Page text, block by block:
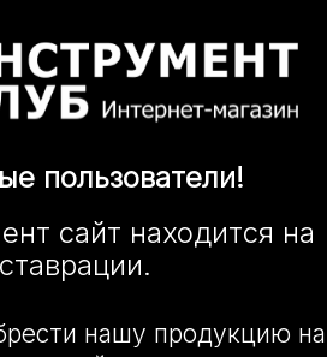
пользователи!
сайт находится на
нашу продукцию на